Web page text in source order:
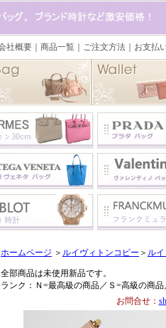
ホームページ ＞ ルイヴィトンコピー ＞ ル
全部商品は未使用新品です。
ランク：Ｎ=最高級の商品／Ｓ=高級の商
お問合せ：